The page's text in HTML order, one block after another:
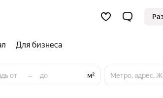
Для бизнеса
– м²